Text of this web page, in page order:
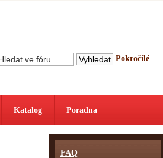
Pokročilé
Katalog Poradna
FAQ